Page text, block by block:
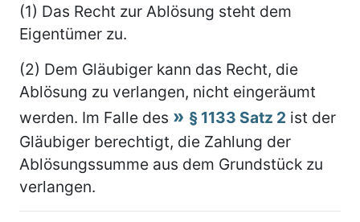
(1) Das Recht zur Ablösung steht dem
Eigentümer zu.
(2) Dem Gläubiger kann das Recht, die
Ablösung zu verlangen, nicht eingeräumt
werden. Im Falle des
§ 1133 Satz 2 ist der
Gläubiger berechtigt, die Zahlung der
Ablösungssumme aus dem Grundstück zu
verlangen.